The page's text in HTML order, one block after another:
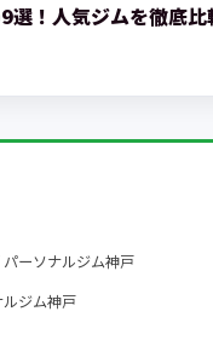
選！人気ジムを徹底
ーソナルジム神戸
ルジム神戸